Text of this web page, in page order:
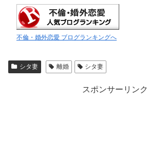
不倫・婚外恋愛 ブログランキングへ
シタ妻 離婚 シタ妻
スポンサーリンク